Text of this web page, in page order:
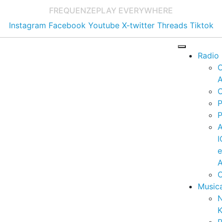
FREQUENZEPLAY EVERYWHERE
Instagram Facebook Youtube X-twitter Threads Tiktok
Radio
e